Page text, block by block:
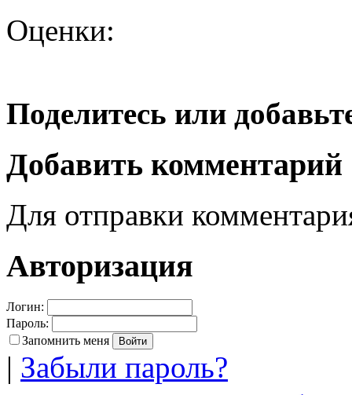
Оценки:
Поделитесь или
Добавить комментарий
Для отправки
Авторизация
Логин:
Пароль:
Запомнить меня
| Забыли пароль?